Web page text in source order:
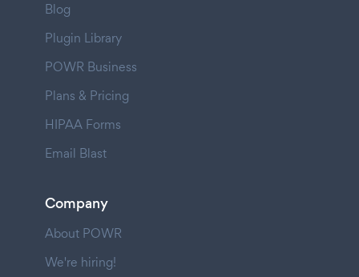
Blog
Plugin Library
POWR Business
Plans & Pricing
HIPAA Forms
Email Blast
Company
About POWR
We're hiring!